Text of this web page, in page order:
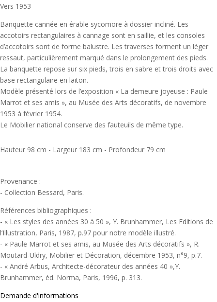
Vers 1953
Banquette cannée en érable sycomore à dossier incliné. Les
accotoirs rectangulaires à cannage sont en saillie, et les consoles
d’accotoirs sont de forme balustre. Les traverses forment un léger
ressaut, particulièrement marqué dans le prolongement des pieds.
La banquette repose sur six pieds, trois en sabre et trois droits avec
base rectangulaire en laiton.
Modèle présenté lors de l’exposition « La demeure joyeuse : Paule
Marrot et ses amis », au Musée des Arts décoratifs, de novembre
1953 à février 1954.
Le Mobilier national conserve des fauteuils de même type.
Hauteur 98 cm - Largeur 183 cm - Profondeur 79 cm
Provenance :
- Collection Bessard, Paris.
Références bibliographiques :
- « Les styles des années 30 à 50 », Y. Brunhammer, Les Editions de
l’Illustration, Paris, 1987, p.97 pour notre modèle illustré.
- « Paule Marrot et ses amis, au Musée des Arts décoratifs », R.
Moutard-Uldry, Mobilier et Décoration, décembre 1953, n°9, p.7.
- « André Arbus, Architecte-décorateur des années 40 »,Y.
Brunhammer, éd. Norma, Paris, 1996, p. 313.
Demande d'informations